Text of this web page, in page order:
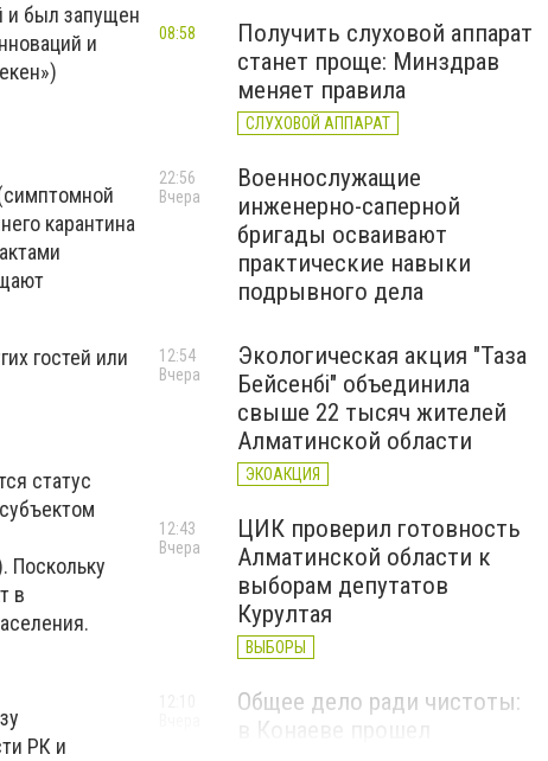
и был запущен
и
карантина
гостей или
статус
Поскольку
в
РК и
Получить слуховой аппарат
станет проще: Минздрав
меняет правила
СЛУХОВОЙ АППАРАТ
08:58
Военнослужащие
инженерно-саперной
бригады осваивают
практические навыки
подрывного дела
22:56
Вчера
Экологическая акция "Таза
Бейсенбі" объединила
свыше 22 тысяч жителей
Алматинской области
ЭКОАКЦИЯ
12:54
Вчера
ЦИК проверил готовность
Алматинской области к
выборам депутатов
Курултая
ВЫБОРЫ
12:43
Вчера
Общее дело ради чистоты:
в Конаеве прошел